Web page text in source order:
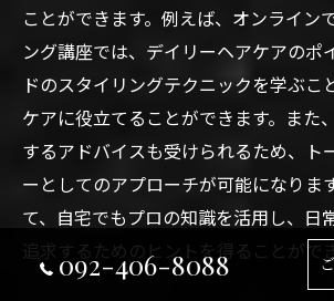
ことができます。例えば、オンライン
ング講座では、デイリーヘアケアのポ
ドのスタイリングテクニックを学ぶこ
ケアに役立てることができます。また
するアドバイスも受けられるため、ト
ーとしてのアプローチが可能になりま
て、自宅でもプロの知識を活用し、日
追求するためのヒントを得ることがで
092-406-8088